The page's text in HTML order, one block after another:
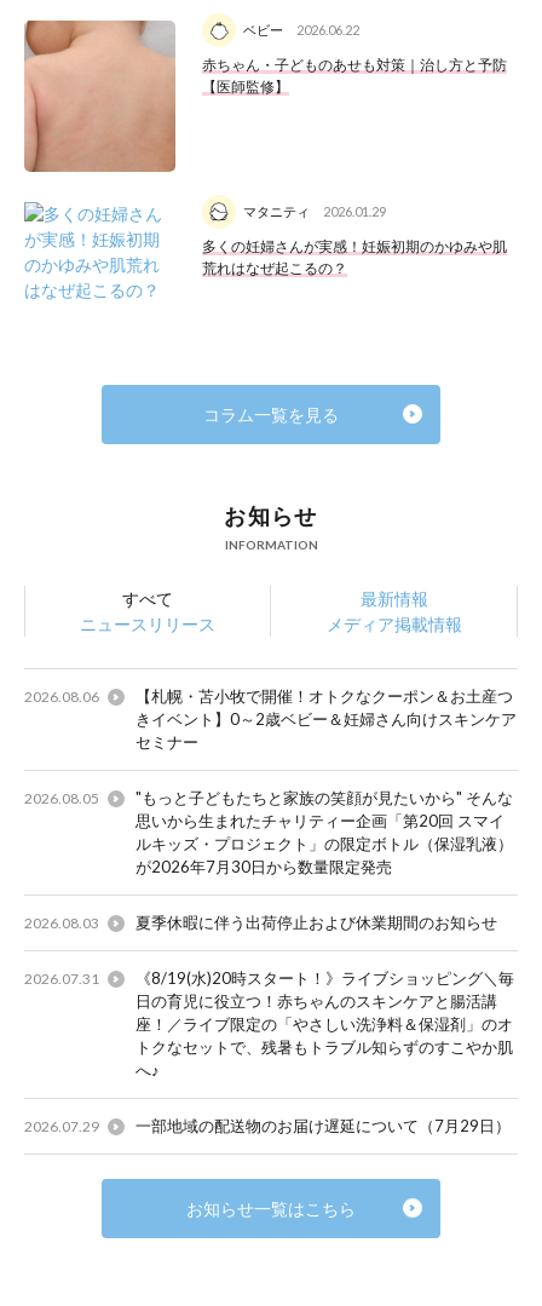
ベビー 2026.06.22
赤ちゃん・子どものあせも対策｜治し方と予防
【医師監修】
マタニティ 2026.01.29
多くの妊婦さんが実感！妊娠初期のかゆみや肌
荒れはなぜ起こるの？
コラム一覧を見る
お知らせ
INFORMATION
すべて
最新情報
ニュースリリース
メディア掲載情報
2026.08.06
【札幌・苫小牧で開催！オトクなクーポン＆お土産つ
きイベント】0～2歳ベビー＆妊婦さん向けスキンケア
セミナー
2026.08.05
"もっと子どもたちと家族の笑顔が見たいから" そんな
思いから生まれたチャリティー企画「第20回 スマイ
ルキッズ・プロジェクト」の限定ボトル（保湿乳液）
が2026年7月30日から数量限定発売
2026.08.03 夏季休暇に伴う出荷停止および休業期間のお知らせ
2026.07.31
《8/19(水)20時スタート！》ライブショッピング＼毎
日の育児に役立つ！赤ちゃんのスキンケアと腸活講
座！／ライブ限定の「やさしい洗浄料＆保湿剤」のオ
トクなセットで、残暑もトラブル知らずのすこやか肌
へ♪
2026.07.29 一部地域の配送物のお届け遅延について（7月29日）
お知らせ一覧はこちら